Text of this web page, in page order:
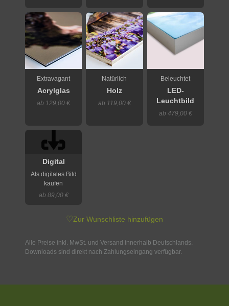
Extravagant
Acrylglas
ab 129,00 €
Natürlich
Holz
ab 119,00 €
Beleuchtet
LED-
Leuchtbild
ab 479,00 €
Digital
Als digitales Bild
kaufen
ab 89,00 €
♡Zur Wunschliste hinzufügen
Alle Preise inkl. MwSt. und Versand innerhalb Deutschlands.
Downloads sind direkt nach Zahlungseingang verfügbar.